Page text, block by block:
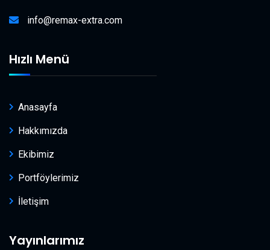
info@remax-extra.com
Hızlı Menü
Anasayfa
Hakkımızda
Ekibimiz
Portföylerimiz
İletişim
Yayınlarımız